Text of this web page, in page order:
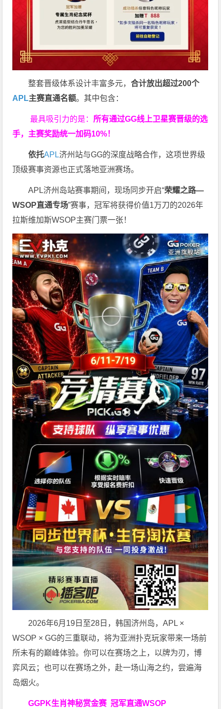
整套晋级体系设计丰富多元，合计放出超过200个
APL主赛直通名额。其中包含：
最具吸引力的是： 所有通过GG线上卫星赛晋级的选
手，主赛奖励统一加码10%！
依托APL济州站与GG的深度战略合作，这项世界级
顶级赛事资源也正式落地亚洲赛场。
APL济州岛站赛事期间，现场同步开启“荣耀之路—
WSOP直通专场”赛事，冠军将获得价值1万刀的2026年
拉斯维加斯WSOP主赛门票一张！
2026年6月19日至28日，韩国济州岛，APL ×
WSOP × GG的三重联动，将为亚洲扑克玩家带来一场前
所未有的巅峰体验。你可以在赛场之上，以牌为刃，博
弈风云；也可以在赛场之外，赴一场山海之约，尝遍海
岛烟火。
GGPK生肖神秘赏金赛冠军直通WSOP